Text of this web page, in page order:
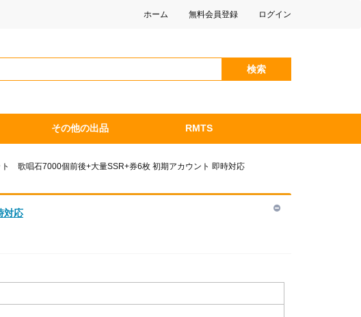
ホーム 無料会員登録 ログイン
検索
その他の出品 RMTS
歌唱石7000個前後+大量SSR+券6枚 初期アカウント 即時対応
対応